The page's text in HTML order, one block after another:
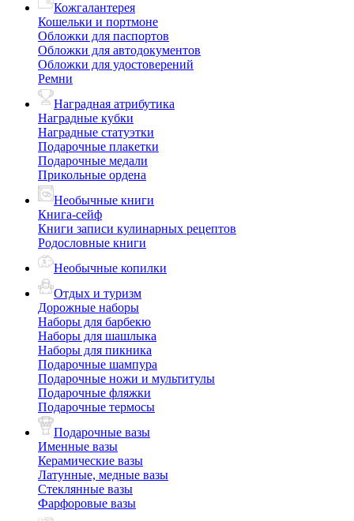
Кожгалантерея
Кошельки и портмоне
Обложки для паспортов
Обложки для автодокументов
Обложки для удостоверений
Ремни
Наградная атрибутика
Наградные кубки
Наградные статуэтки
Подарочные плакетки
Подарочные медали
Прикольные ордена
Необычные книги
Книга-сейф
Книги записи кулинарных рецептов
Родословные книги
Необычные копилки
Отдых и туризм
Дорожные наборы
Наборы для барбекю
Наборы для шашлыка
Наборы для пикника
Подарочные шампура
Подарочные ножи и мультитулы
Подарочные фляжки
Подарочные термосы
Подарочные вазы
Именные вазы
Керамические вазы
Латунные, медные вазы
Стеклянные вазы
Фарфоровые вазы